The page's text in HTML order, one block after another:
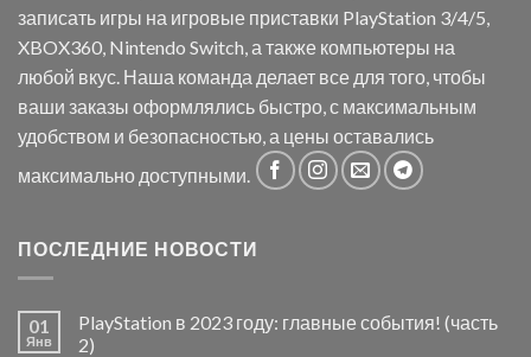
записать игры на игровые приставки PlayStation 3/4/5,
XBOX360, Nintendo Switch, а также компьютеры на
любой вкус. Наша команда делает все для того, чтобы
ваши заказы оформлялись быстро, с максимальным
удобством и безопасностью, а цены оставались
максимально доступными.
ПОСЛЕДНИЕ НОВОСТИ
01
Янв
PlayStation в 2023 году: главные события! (часть
2)